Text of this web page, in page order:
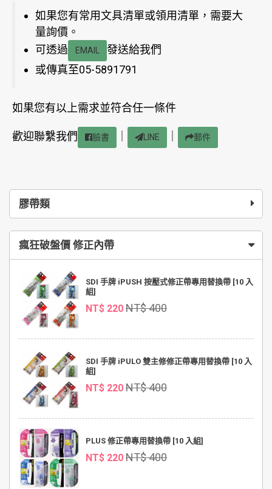
膠帶類
瘋狂破盤價 修正內帶
SDI 手牌 iPUSH 按壓式修正帶專用替換帶 [10 入
組]
NT$ 220 NT$ 400
SDI 手牌 iPULO 雙主修修正帶專用替換帶 [10 入
組]
NT$ 220 NT$ 400
PLUS 修正帶專用替換帶 [10 入組]
NT$ 220 NT$ 400
如果您有常用文具清單或領用清單，需要大
量詢價。
可透過
EMAIL
發送給我們
或傳真至05-5891791
如果您有以上需求並符合任一條件
歡迎聯繫我們 臉書 LINE 郵件